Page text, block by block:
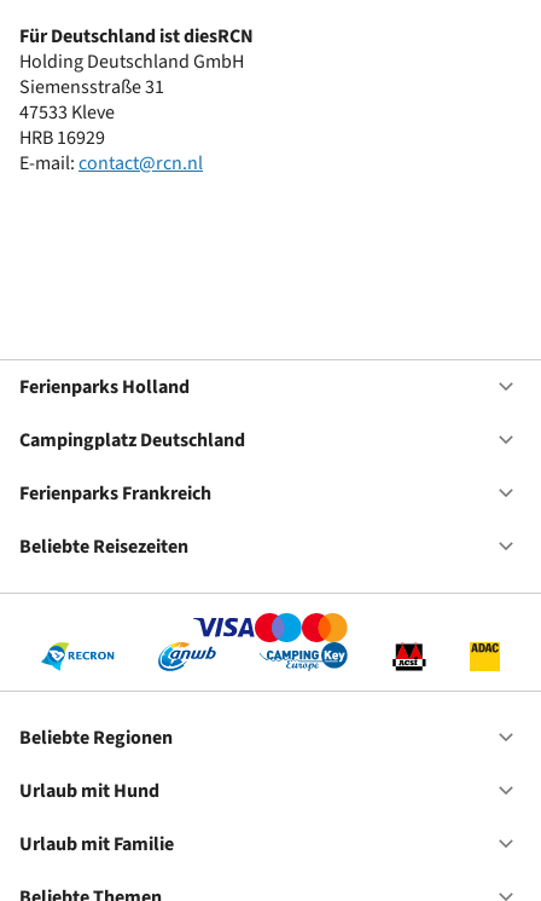
Für Deutschland ist diesRCN
Holding Deutschland GmbH
Siemensstraße 31
47533 Kleve
HRB 16929
E-mail:contact@rcn.nl
Ferienparks Holland
Campingplatz Deutschland
Ferienparks Frankreich
Beliebte Reisezeiten
Beliebte Regionen
Urlaub mit Hund
Urlaub mit Familie